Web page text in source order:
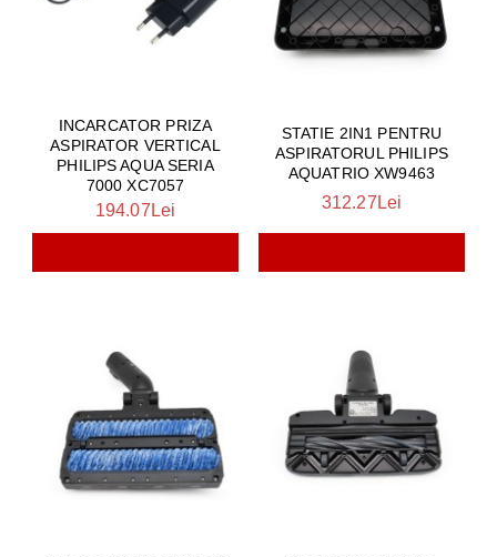
INCARCATOR PRIZA
ASPIRATOR VERTICAL
PHILIPS AQUA SERIA
7000 XC7057
194.07Lei
STATIE 2IN1 PENTRU
ASPIRATORUL PHILIPS
AQUATRIO XW9463
312.27Lei